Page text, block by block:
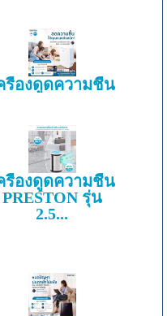
รื่องดูดความชื้น
รื่องดูดความชื้น
PRESTON รุ่น
2.5...